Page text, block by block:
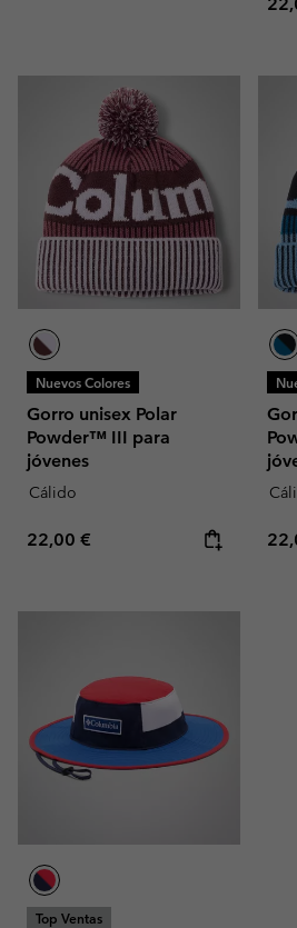
Nuevos Colores
Gorro unisex Polar
Powder™ III para
jóvenes
Cálido
Regular price:
22,00 €
Top Ventas